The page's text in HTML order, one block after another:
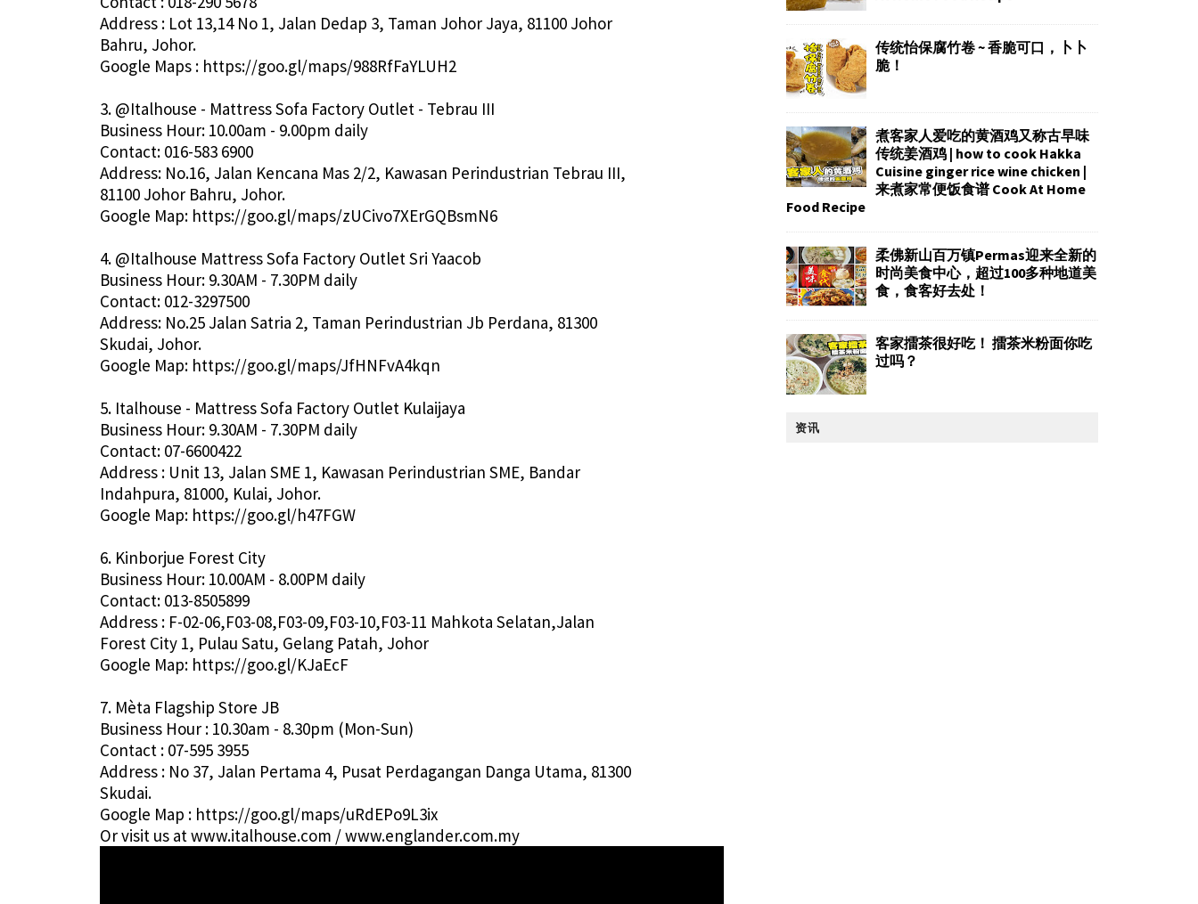
Address : Lot 13,14 No 1, Jalan Dedap 3, Taman Johor Jaya, 81100 Johor
Bahru, Johor.
Google Maps : https://goo.gl/maps/988RfFaYLUH2
3. @Italhouse - Mattress Sofa Factory Outlet - Tebrau III
Business Hour: 10.00am - 9.00pm daily
Contact: 016-583 6900
Address: No.16, Jalan Kencana Mas 2/2, Kawasan Perindustrian Tebrau III,
81100 Johor Bahru, Johor.
Google Map: https://goo.gl/maps/zUCivo7XErGQBsmN6
4. @Italhouse Mattress Sofa Factory Outlet Sri Yaacob
Business Hour: 9.30AM - 7.30PM daily
Contact: 012-3297500
Address: No.25 Jalan Satria 2, Taman Perindustrian Jb Perdana, 81300
Skudai, Johor.
Google Map: https://goo.gl/maps/JfHNFvA4kqn
5. Italhouse - Mattress Sofa Factory Outlet Kulaijaya
Business Hour: 9.30AM - 7.30PM daily
Contact: 07-6600422
Address : Unit 13, Jalan SME 1, Kawasan Perindustrian SME, Bandar
Indahpura, 81000, Kulai, Johor.
Google Map: https://goo.gl/h47FGW
6. Kinborjue Forest City
Business Hour: 10.00AM - 8.00PM daily
Contact: 013-8505899
Address : F-02-06,F03-08,F03-09,F03-10,F03-11 Mahkota Selatan,Jalan
Forest City 1, Pulau Satu, Gelang Patah, Johor
Google Map: https://goo.gl/KJaEcF
7. Mèta Flagship Store JB
Business Hour : 10.30am - 8.30pm (Mon-Sun)
Contact : 07-595 3955
Address : No 37, Jalan Pertama 4, Pusat Perdagangan Danga Utama, 81300
Skudai.
Google Map : https://goo.gl/maps/uRdEPo9L3ix
Or visit us at www.italhouse.com / www.englander.com.my
传统怡保腐竹卷 ~ 香脆可口，卜卜
脆！
煮客家人爱吃的黄酒鸡又称古早味
传统姜酒鸡 | how to cook Hakka
Cuisine ginger rice wine chicken |
来煮家常便饭食谱 Cook At Home
Food Recipe
柔佛新山百万镇Permas迎来全新的
时尚美食中心，超过100多种地道美
食，食客好去处！
客家擂茶很好吃！ 擂茶米粉面你吃
过吗？
资讯